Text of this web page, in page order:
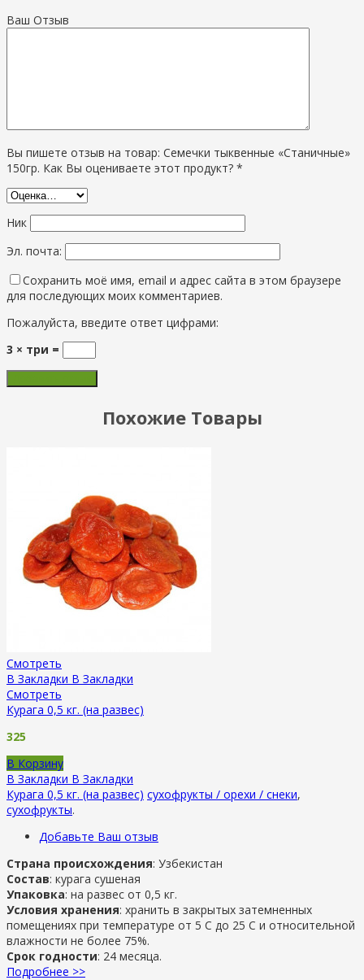
Ваш Отзыв
Вы пишете отзыв на товар: Семечки тыквенные «Станичные»
150гр. Как Вы оцениваете этот продукт? *
Ник
Эл. почта:
Сохранить моё имя, email и адрес сайта в этом браузере
для последующих моих комментариев.
Пожалуйста, введите ответ цифрами:
3 × три =
Похожие Товары
Смотреть
В Закладки В Закладки
Смотреть
Курага 0,5 кг. (на развес)
325
В Корзину
В Закладки В Закладки
Курага 0,5 кг. (на развес) сухофрукты / орехи / снеки,
сухофрукты.
Добавьте Ваш отзыв
Страна происхождения: Узбекистан
Состав: курага сушеная
Упаковка: на развес от 0,5 кг.
Условия хранения: хранить в закрытых затемненных
помещениях при температуре от 5 С до 25 С и относительной
влажности не более 75%.
Срок годности: 24 месяца.
Подробнее >>